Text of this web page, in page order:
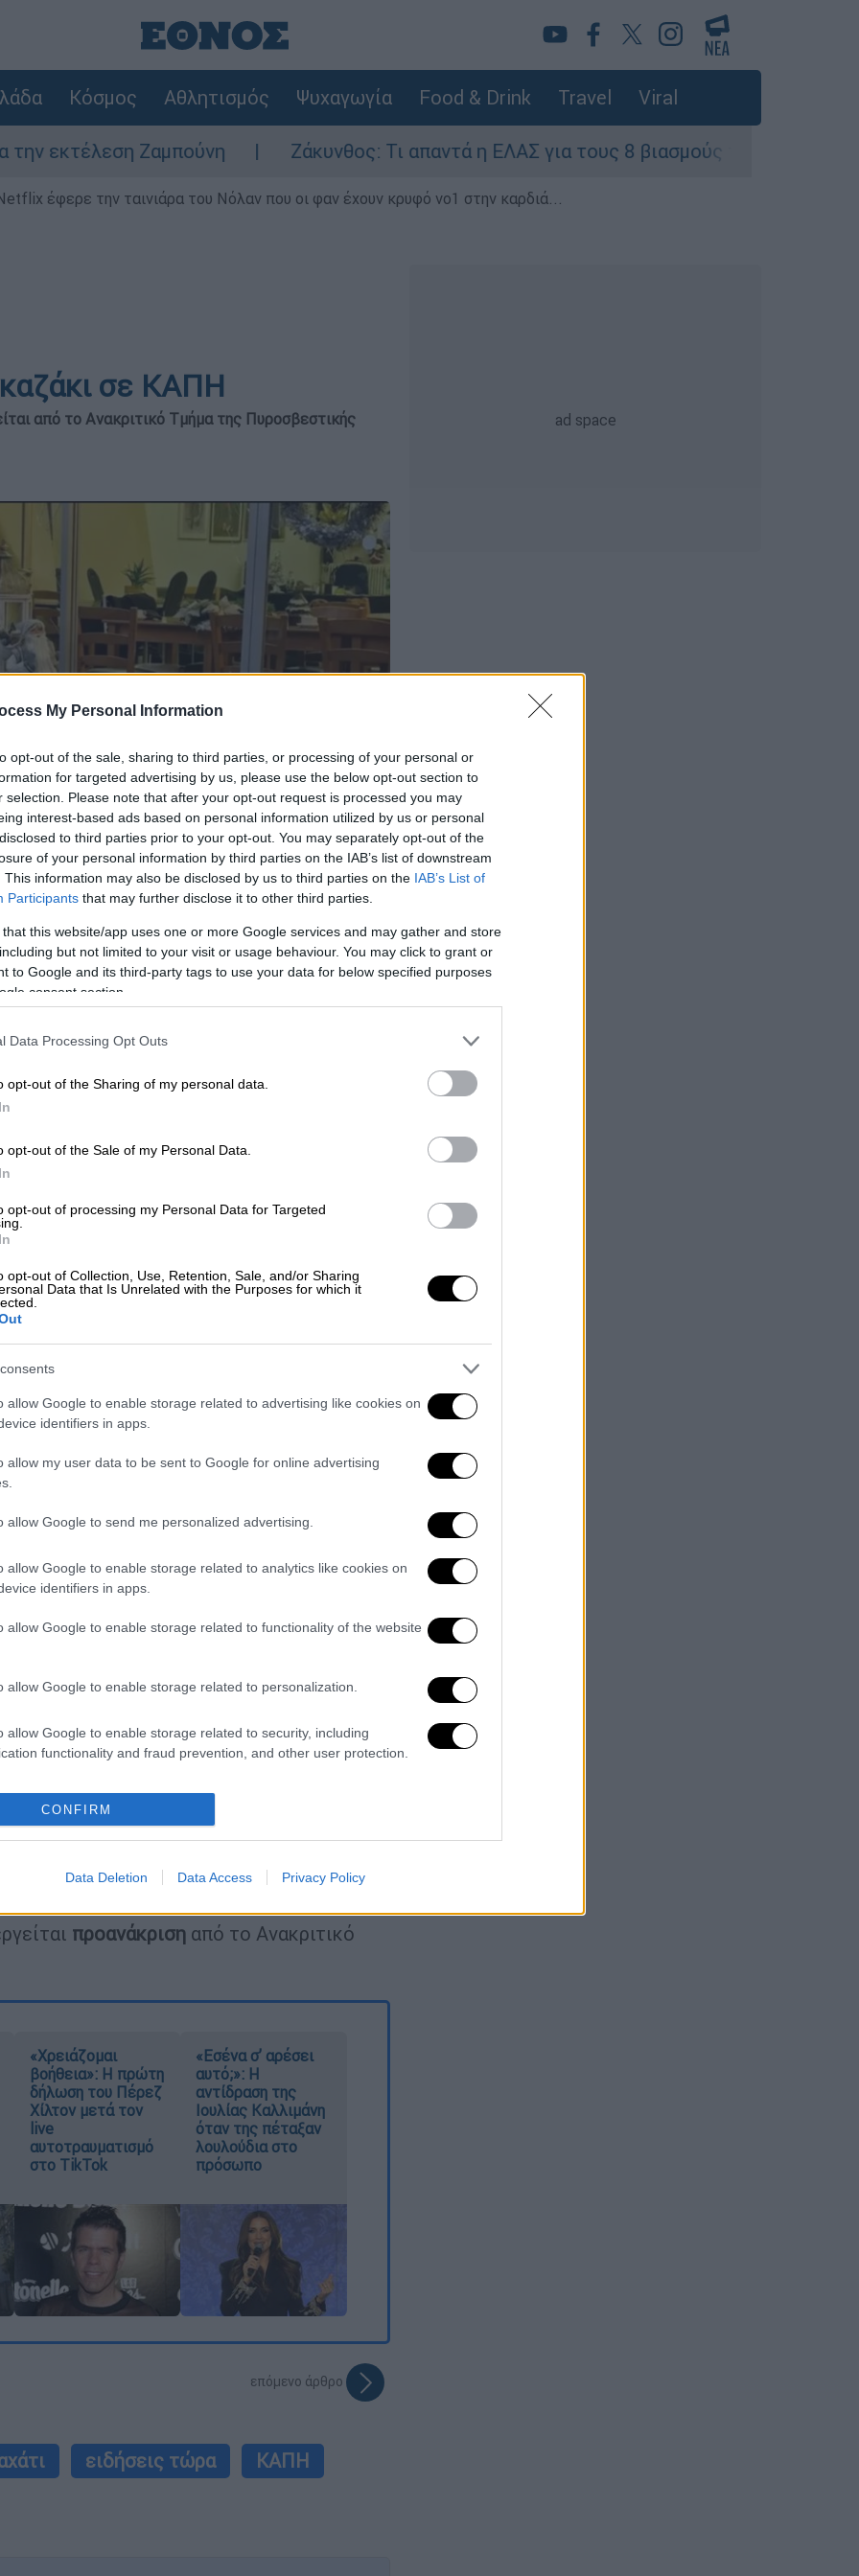
My Personal Information
opt-out of the sale, sharing to third parties, or processing of your personal or
for targeted advertising by us, please use the below opt-out section to
selection. Please note that after your opt-out request is processed you may
interest-based ads based on personal information utilized by us or personal
to third parties prior to your opt-out. You may separately opt-out of the
of your personal information by third parties on the IAB’s list of downstream
This information may also be disclosed by us to third parties on the IAB’s List of
Participants that may further disclose it to other third parties.
that this website/app uses one or more Google services and may gather and store
but not limited to your visit or usage behaviour. You may click to grant or
to Google and its third-party tags to use your data for below specified purposes
consent section.
Data Processing Opt Outs
opt-out of the Sharing of my personal data.
opt-out of the Sale of my Personal Data.
opt-out of processing my Personal Data for Targeted
opt-out of Collection, Use, Retention, Sale, and/or Sharing
Data that Is Unrelated with the Purposes for which it
allow Google to enable storage related to advertising like cookies on
identifiers in apps.
allow my user data to be sent to Google for online advertising
allow Google to send me personalized advertising.
allow Google to enable storage related to analytics like cookies on
identifiers in apps.
allow Google to enable storage related to functionality of the website
allow Google to enable storage related to personalization.
allow Google to enable storage related to security, including
functionality and fraud prevention, and other user protection.
CONFIRM
Data Deletion Data Access Privacy Policy
Κόσμος Αθλητισμός Ψυχαγωγία Food & Drink Travel Viral
Ζαμπούνη Ζάκυνθος: Τι απαντά η ΕΛΑΣ για τους 8 βιασμούς τουριστριών - «Μόνο 3
έφερε την ταινιάρα του Νόλαν που οι φαν έχουν κρυφό νο1 στην καρδιά...
σε ΚΑΠΗ
από το Ανακριτικό Τμήμα της Πυροσβεστικής
έκρηξη στοΚΑΠΗ Βραχατίου
που ήταν στο σημείο, αλλά
έκρηξη από γκαζάκι σημειώθηκε
στην κουζίνα.
παρέσυρε και σκότωσε 25χρονη
στο χώρο του Κέντρου στην
πήγαν να φτιάξουν καφέ και «έσκασε»
και ευτυχώς δεν έπαθε κανείς
προανάκριση από το Ανακριτικό
«Χρειάζομαι
βοήθεια»: Η πρώτη
δήλωση του Πέρεζ
Χίλτον μετά τον
live
αυτοτραυματισμό
στο TikTok
«Εσένα σ’ αρέσει
αυτό;»: Η
αντίδραση της
Ιουλίας Καλλιμάνη
όταν της πέταξαν
λουλούδια στο
πρόσωπο
επόμενο άρθρο
ειδήσεις τώρα
ΚΑΠΗ